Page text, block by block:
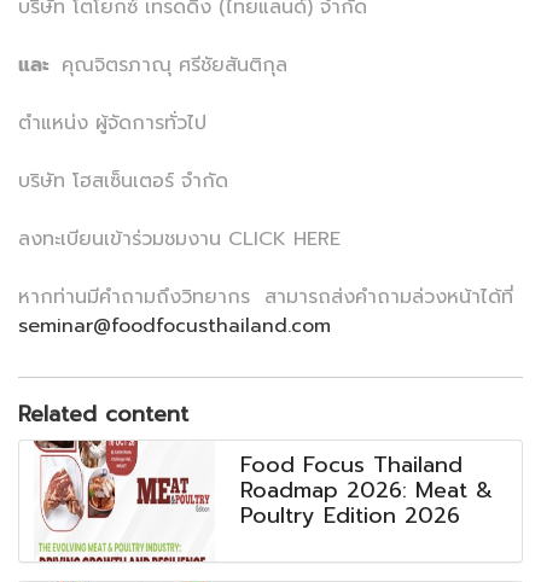
บริษัท โตโยกซ์ เทรดดิ้ง (ไทยแลนด์) จำกัด
และ คุณจิตรภาณุ ศรีชัยสันติกุล
ตำแหน่ง ผู้จัดการทั่วไป
บริษัท โฮสเซ็นเตอร์ จำกัด
ลงทะเบียนเข้าร่วมชมงาน CLICK HERE
หากท่านมีคำถามถึงวิทยากร สามารถส่งคำถามล่วงหน้าได้ที่
seminar@foodfocusthailand.com
Related content
Food Focus Thailand
Roadmap 2026: Meat &
Poultry Edition 2026